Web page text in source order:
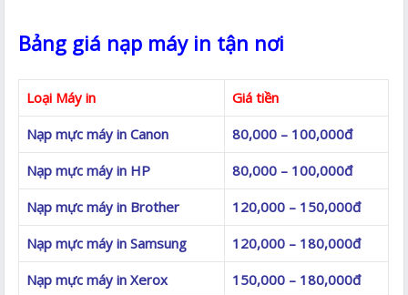
Bảng giá nạp máy in tận nơi
Loại Máy in
Giá tiền
Nạp mực máy in Canon
80,000 – 100,000đ
Nạp mực máy in HP
80,000 – 100,000đ
Nạp mực máy in Brother
120,000 – 150,000đ
Nạp mực máy in Samsung
120,000 – 180,000đ
Nạp mực máy in Xerox
150,000 – 180,000đ